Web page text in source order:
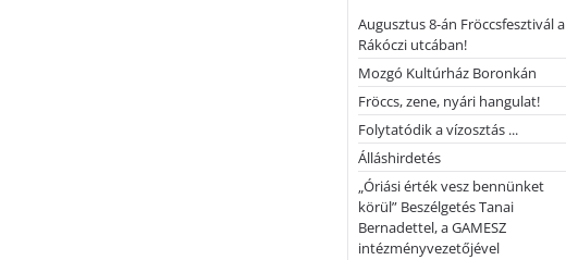
Augusztus 8-án Fröccsfesztivál a
Rákóczi utcában!
Mozgó Kultúrház Boronkán
Fröccs, zene, nyári hangulat!
Folytatódik a vízosztás ...
Álláshirdetés
„Óriási érték vesz bennünket
körül” Beszélgetés Tanai
Bernadettel, a GAMESZ
intézményvezetőjével